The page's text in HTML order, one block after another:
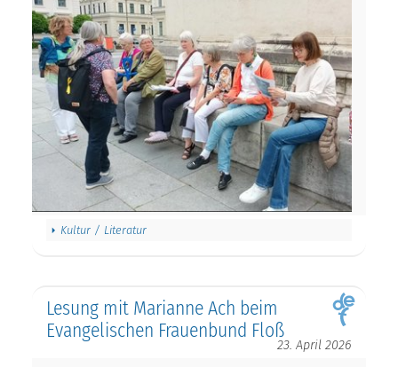
Kultur / Literatur
Lesung mit Marianne Ach beim
Evangelischen Frauenbund Floß
23. April 2026